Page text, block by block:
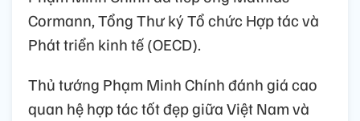
Cormann, Tổng Thư ký Tổ chức Hợp tác và
Phát triển kinh tế (OECD).
Thủ tướng Phạm Minh Chính đánh giá cao
quan hệ hợp tác tốt đẹp giữa Việt Nam và